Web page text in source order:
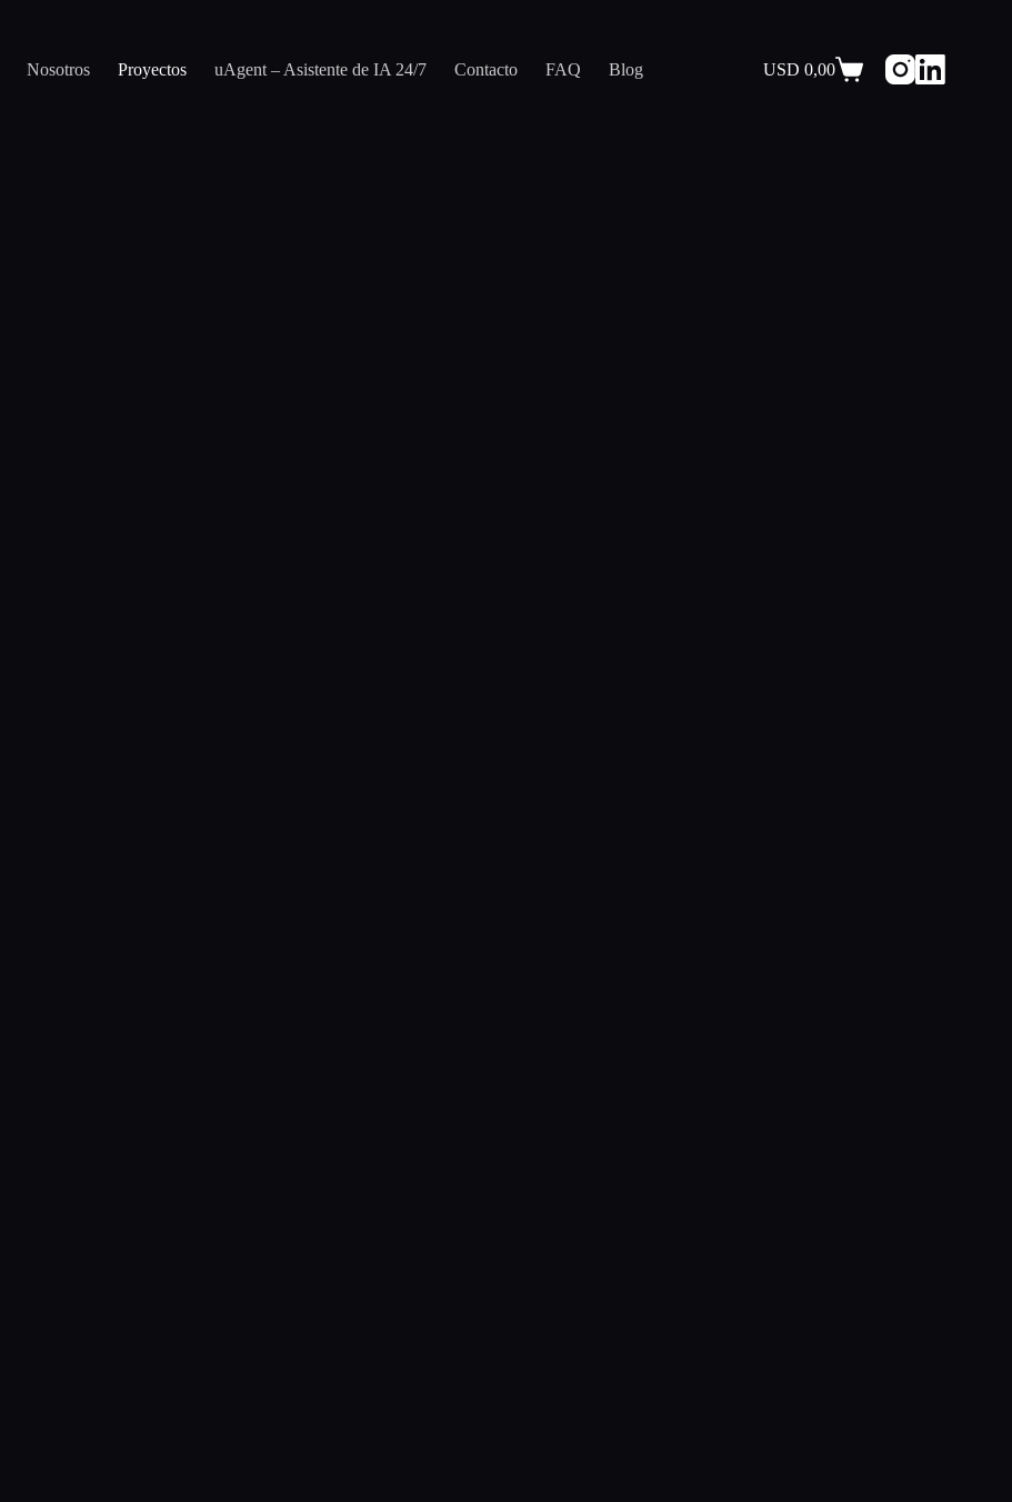
Nosotros Proyectos uAgent – Asistente de IA 24/7 Contacto FAQ Blog
Carro
USD 0,00